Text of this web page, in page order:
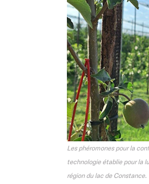
Les phéromones pour la
technologie établie pour la
région du lac de Constance.